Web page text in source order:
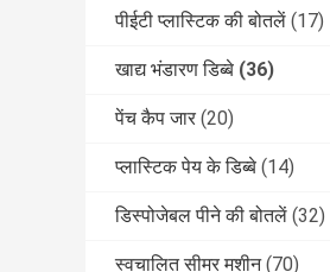
पीईटी प्लास्टिक की बोतलें (17)
खाद्य भंडारण डिब्बे (36)
पेंच कैप जार (20)
प्लास्टिक पेय के डिब्बे (14)
डिस्पोजेबल पीने की बोतलें (32)
स्वचालित सीमर मशीन (70)